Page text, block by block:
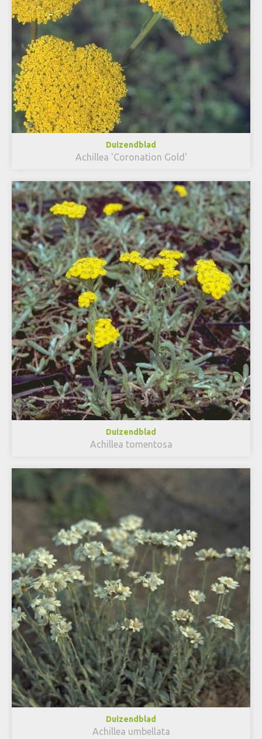
Duizendblad
Achillea 'Coronation Gold'
Duizendblad
Achillea tomentosa
Duizendblad
Achillea umbellata